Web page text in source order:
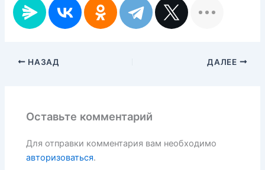
НАЗАД ДАЛЕЕ
Оставьте комментарий
Для отправки комментария вам необходимо
авторизоваться.